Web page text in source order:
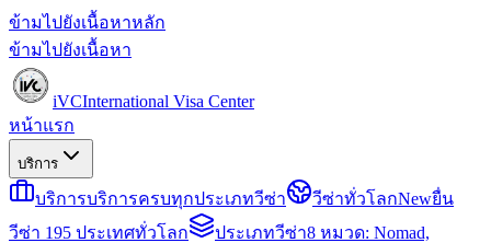
ข้ามไปยังเนื้อหาหลัก
ข้ามไปยังเนื้อหา
iVCInternational Visa Center
หน้าแรก
บริการ
บริการบริการครบทุกประเภทวีซ่า วีซ่าทั่วโลกNewยื่น
วีซ่า 195 ประเทศทั่วโลก
ประเภทวีซ่า8 หมวด: Nomad,